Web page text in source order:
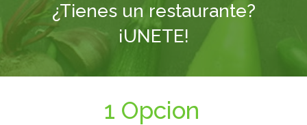
¿Tienes un restaurante?
¡UNETE!
1 Opcion